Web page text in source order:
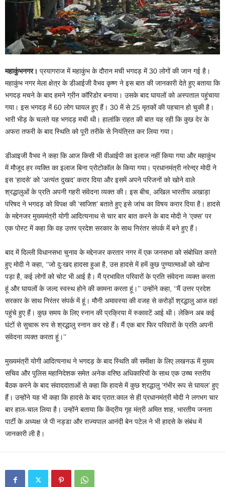
महाकुंभनगर। प्रयागराज में महाकुंभ के दौरान मची भगदड़ में 30 लोगों की जान गई है।
महाकुंभ नगर मेला क्षेत्र के डीआईजी वैभव कृष्ण ने इस बात की जानकारी देते हुए बताया कि
भगदड़ मचने के बाद हमने ग्रीन कॉरिडोर बनाया। उसके बाद घायलों को अस्पताल पहुंचाया
गया। इस भगदड़ में 60 लोग घायल हुए हैं। 30 में से 25 मृतकों की पहचान हो चुकी है।
भारी भीड़ के चलते यह भगदड़ मची थी। हालांकि राहत की बात यह रही कि कुछ देर के
अफरा तफरी के बाद स्थिति को पूरी तरीके से नियंत्रित कर लिया गया।
डीआइजी वैभव ने कहा कि आज किसी भी वीआईपी का इलाज नहीं किया गया और महाकुंभ
में मौजूद हर व्यक्ति का इलाज बिना प्रोटोकॉल के किया गया। प्रधानमंत्री नरेन्द्र मोदी ने
इस ‘हादसे’ को ‘अत्यंत दुखद’ करार दिया और इसमें अपने परिजनों को खोने वाले
श्रद्धालुओं के प्रति अपनी गहरी संवेदना व्यक्त की। इस बीच, अखिल भारतीय अखाड़ा
परिषद ने भगदड़ को विपक्ष की ‘साजिश’ बताते हुए इसे जांच का विषय करार दिया है। हादसे
के मद्देनजर मुख्यमंत्री योगी आदित्यनाथ से चार बार बात करने के बाद मोदी ने ‘एक्स’ पर
एक पोस्ट में कहा कि वह उत्तर प्रदेश सरकार के साथ निरंतर संपर्क में बने हुए हैं।
बाद में दिल्ली विधानसभा चुनाव के मद्देनजर करतार नगर में एक जनसभा को संबोधित करते
हुए मोदी ने कहा, ‘‘जो दुःखद हादसा हुआ है, उस हादसे में हमें कुछ पुण्यात्माओं को खोना
पड़ा है, कई लोगों को चोट भी आई है। मैं प्रभावित परिवारों के प्रति संवेदना व्यक्त करता
हूं और घायलों के जल्द स्वस्थ होने की कामना करता हूं।’’ उन्होंने कहा, ‘‘मैं उत्तर प्रदेश
सरकार के साथ निरंतर संपर्क में हूं। मौनी अमावस्या की वजह से करोड़ों श्रद्धालु आज वहां
पहुंचे हुए हैं। कुछ समय के लिए स्नान की प्रक्रिया में रुकावटें आई थी। लेकिन अब कई
घंटों से सुचारू रुप से श्रद्धालु स्नान कर रहे हैं। मैं एक बार फिर परिवारों के प्रति अपनी
संवेदना व्यक्त करता हूं।’’
मुख्यमंत्री योगी आदित्यनाथ ने भगदड़ के बाद स्थिति की समीक्षा के लिए लखनऊ में मुख्य
सचिव और पुलिस महानिदेशक समेत अनेक वरिष्ठ अधिकारियों के साथ एक उच्च स्तरीय
बैठक करने के बाद संवाददाताओं से कहा कि हादसे में कुछ श्रद्धालु ‘गंभीर रूप से घायल’ हुए
हैं। उन्होंने यह भी कहा कि हादसे के बाद प्रात:काल से ही प्रधानमंत्री मोदी ने लगभग चार
बार हाल-चाल लिया है। उन्होंने बताया कि केंद्रीय गृह मंत्री अमित शाह, भारतीय जनता
पार्टी के अध्यक्ष जे पी नड्डा और राज्यपाल आनंदी बेन पटेल ने भी हादसे के संबंध में
जानकारी ली है।